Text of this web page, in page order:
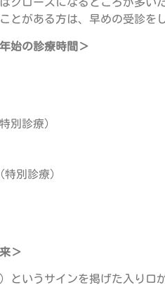
クローズになるところが多い
とがある方は、早めの受診を
始の診療時間＞
別診療）
別診療）
＞
）というサインを掲げた入り